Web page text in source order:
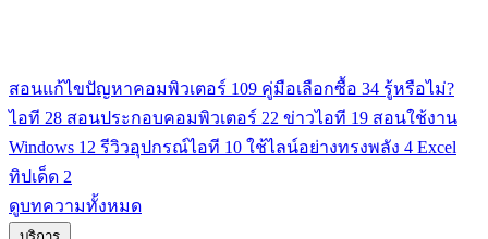
สอนแก้ไขปัญหาคอมพิวเตอร์ 109 คู่มือเลือกซื้อ 34 รู้หรือไม่?
ไอที 28 สอนประกอบคอมพิวเตอร์ 22 ข่าวไอที 19 สอนใช้งาน
Windows 12 รีวิวอุปกรณ์ไอที 10 ใช้ไลน์อย่างทรงพลัง 4 Excel
ทิปเด็ด 2
ดูบทความทั้งหมด